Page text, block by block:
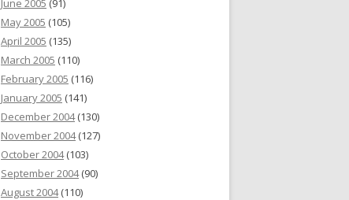
June 2005 (91)
May 2005 (105)
April 2005 (135)
March 2005 (110)
February 2005 (116)
January 2005 (141)
December 2004(130)
November 2004(127)
October 2004(103)
September 2004(90)
August 2004(110)